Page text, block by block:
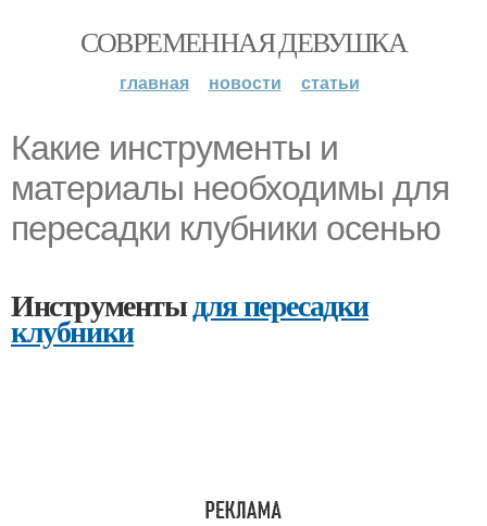
СОВРЕМЕННАЯ ДЕВУШКА
главная новости статьи
Какие инструменты и
материалы необходимы для
пересадки клубники осенью
Инструментыдля пересадки
клубники